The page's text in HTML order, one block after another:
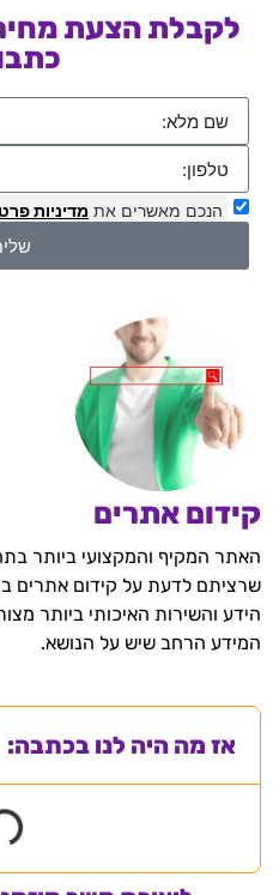
לקבלת הצעת
הנכם מאשרים את מדיניות
קידום אתרים
האתר המקיף והמקצועי ביותר
שרציתם לדעת על קידום אתרים
הידע והשירות האיכותי ביותר
המידע הרחב שיש על הנושא.
אז מה היה לנו בכתבה: